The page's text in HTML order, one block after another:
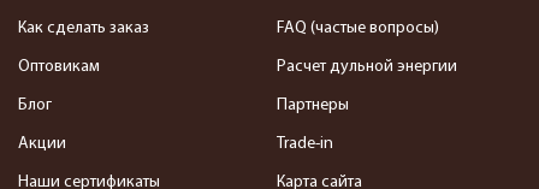
Как сделать заказ
Оптовикам
Блог
Акции
Наши сертификаты
FAQ (частые вопросы)
Расчет дульной энергии
Партнеры
Trade-in
Карта сайта